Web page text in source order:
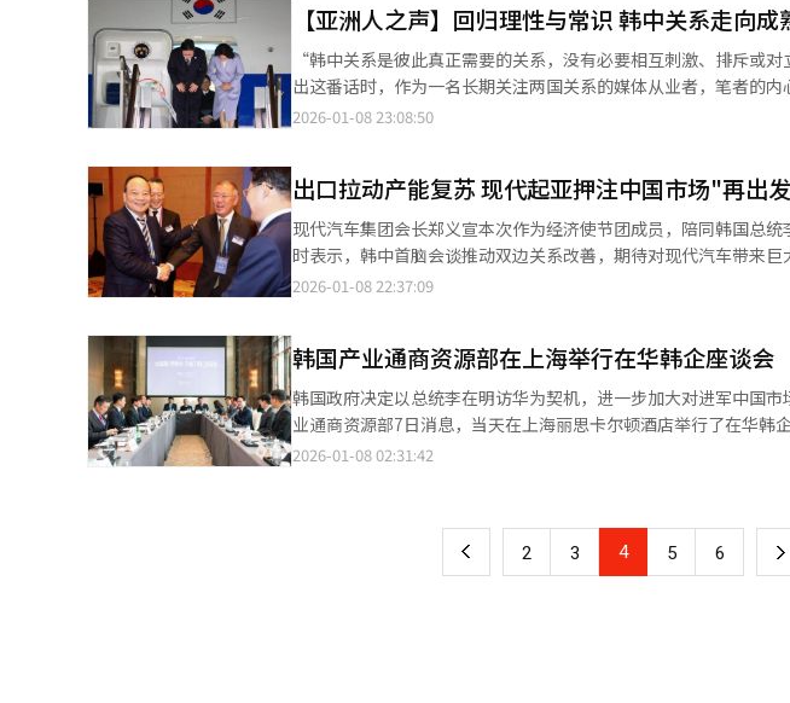
部分。李在明明确提出，要将今年作为韩中关系全面复原的元
非外交辞令，而是通过一系列高规格会晤得到了中方的积极回应。 李在明用“超出预期”来评价此次访华成果，青瓦
台发言人姜由桢8日在例行记者会上访华成果时表示，此访标志着
的认可与肯定。主要外媒普遍认为，韩中关系已进入全面恢复阶
中”（安全靠美国，经济靠中国）的传统格局，转向实用外交的重要契机。 在安全议题上，李在明延续
定与东北亚和平符合韩中两国人民的共同利益。 这一表态对中国而言具有重要意义。自2016年萨德事件以来，中方
对韩国在安全议题上的战略自主性始终存有疑虑。此次李在明不
传递出明确而积极的信号，这也是为何中方在舆论层面明显给予积极反馈的重要原因。
协同创新 在经济产业合作层间，李在明通过与中国最高决策层的会晤，重新确认了中国作为韩国最大贸易伙伴的地
位。尤其是在全球经济不确定性加剧、中美竞争长期化的背景下，
（AI）、数字经济、文化内容、金融科技等新兴产业，显示双方
AI、生物医药、新能源等领域，韩中不再只是简单的上下游关系，
模式。 这与李在明在上海会晤陈吉宁书记的安排高度契合。上海作为中国科技、金融与创新的核心城市，其政治地位
与经济象征意义并重，显示中方也在为未来十年的中韩产业合作预留“制度接口”。 ▲人
距离 在人文交流层面，李在明此访同样具有“修复性”意义。他不仅强调议会外交、青年交流、地方合作的重要性，
中关系不再只是政府之间的博弈，而是试图重建社会层面的信任基础。 李在明将此次访华的最后一项日程安排
大韩民国临时政府旧址，既是对韩国独立运动先烈的缅怀，也可
段历史有助于增进两国民众间的感情。访华期间，李在明夫人金
【亚洲人之声】回归理性与常识 韩中关系走向成
“韩中关系是彼此真正需要的关系，没有必要相互刺激、排斥或
出这番话时，作为一名长期关注两国关系的媒体从业者，笔者的内心被深深触动。 回望近年来
不难发现，许多摩擦并非源于不可调和的结构性矛盾，而是在传播
论场中，事实往往让位于情绪，理性成为最稀缺的资源。 李在明继而反问：“能把环境变得更好，为什么要凭空制造
矛盾？”对企业来说，稳定的营商环境和可预期的市场规则，远
就业机会、物价水平与生活品质，也远比网络上的情绪宣泄更为
安全，反而可能侵蚀长远的国家利益。 韩中两国在经贸往来、产业链协作、人文交流等领域早已深度交织、高度互
补。这种“彼此需要”不是政治辞令，而是由现实发展结构所决定
通民众。 在当前复杂多变的国际局势中，李在明这番冷静、务实且富有克制的表态，显得尤为可贵。新年伊始，我们
期待韩中关系能回归理性与常识，在健康稳定的轨道上迈向更为成
2026-01-08 23:08:50
出口拉动产能复苏 现代起亚押注中国市场"再出
现代汽车集团会长郑义宣本次作为经济使节团成员，陪同韩国总
时表示，韩中首脑会谈推动双边关系改善，期待对现代汽车带来巨大帮助。 数据显示，现代起亚在中国
回暖迹象。在中国制造、出口海外的战略下，去年两家公司在华合计产量同比反弹
续6年下滑，去年仅为20.4万辆，不足巅峰时期的五分之一。销量
工厂数量从一度的8家（现代5家、起亚3家），经抛售和停产后
厂，起亚则保留盐城第二、第三工厂。 在中国市场需求低迷背景下，现代起亚将部分在华产能转向出口市场。两家公
司在华工厂出口规模从2019年的2.7万辆增至2023年的6万辆，
两家公司自2022年起在华年产量稳定在38万辆左右。 从去年起这一趋势进一步得到巩固，去年1至11月，现代起亚
车推出首款专为中国市场开发的纯电紧凑型SUV“Elexio”（EO
2026-01-08 22:37:09
韩国产业通商资源部在上海举行在华韩企座谈会
韩国政府决定以总统李在明访华为契机，进一步加大对进军中国市场的
业通商资源部7日消息，当天在上海丽思卡尔顿酒店举行了在华韩
次座谈会共有来自娱乐、影视、游戏、医疗健康、食品、美妆等领
Cosmecca、爱茉莉太平洋、LG生活健康等，支援机构包括大韩
2024年为2729亿美元，去年则降至2461亿美元。 产业通商资源部表示，为挖掘新的出口增长动力，将在以往以资本
2026-01-08 02:31:42
上 2 3 4 5 6 下